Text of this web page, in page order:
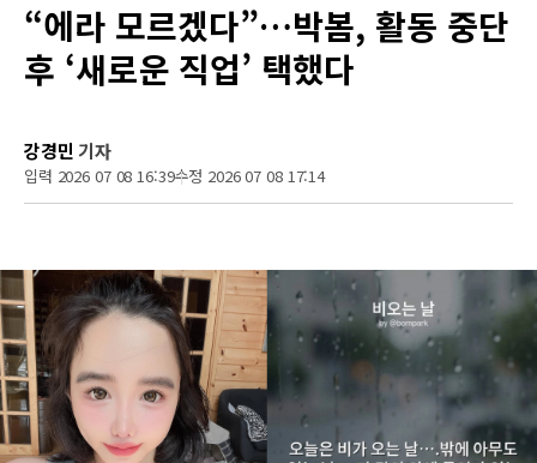
“에라 모르겠다”…박봄, 활동 중단
후 ‘새로운 직업’ 택했다
강경민 기자
입력 2026 07 08 16:39수정 2026 07 08 17:14